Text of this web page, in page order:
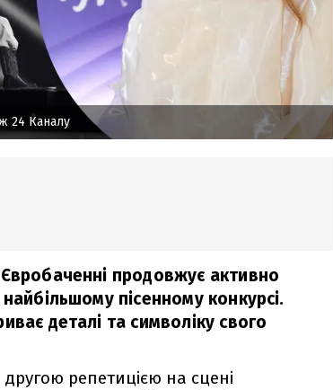
24 Каналу
продовжує активно
пісенному конкурсі.
деталі та символіку свого
репетицією на сцені